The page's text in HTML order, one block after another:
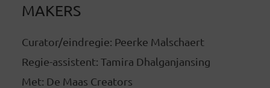
MAKERS
Curator/eindregie: Peerke Malschaert
Regie-assistent: Tamira Dhalganjansing
Met: De Maas Creators